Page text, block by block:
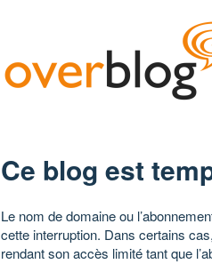
Ce blog est
Le nom de domaine ou
cette interruption. Dans certains
rendant son accès limité tant que